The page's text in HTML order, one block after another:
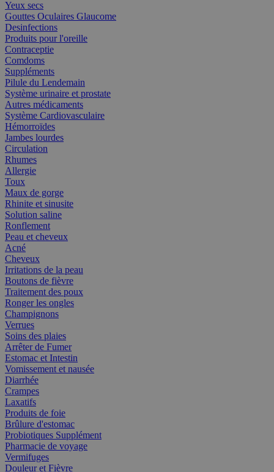
Yeux secs
Gouttes Oculaires Glaucome
Desinfections
Produits pour l'oreille
Contraceptie
Comdoms
Suppléments
Pilule du Lendemain
Système urinaire et prostate
Autres médicaments
Système Cardiovasculaire
Hémorroïdes
Jambes lourdes
Circulation
Rhumes
Allergie
Toux
Maux de gorge
Rhinite et sinusite
Solution saline
Ronflement
Peau et cheveux
Acné
Cheveux
Irritations de la peau
Boutons de fièvre
Traitement des poux
Ronger les ongles
Champignons
Verrues
Soins des plaies
Arrêter de Fumer
Estomac et Intestin
Vomissement et nausée
Diarrhée
Crampes
Laxatifs
Produits de foie
Brûlure d'estomac
Probiotiques Supplément
Pharmacie de voyage
Vermifuges
Douleur et Fièvre